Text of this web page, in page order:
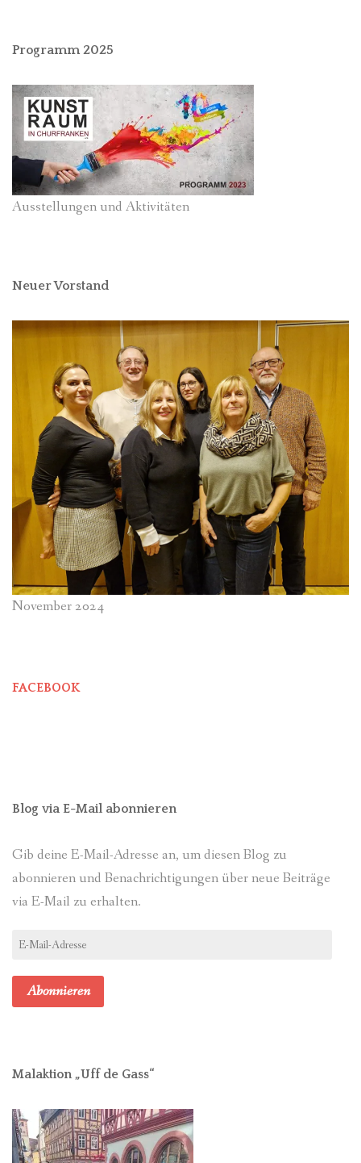
Programm 2025
Ausstellungen und Aktivitäten
Neuer Vorstand
November 2024
FACEBOOK
Blog via E-Mail abonnieren
Gib deine E-Mail-Adresse an, um diesen Blog zu
abonnieren und Benachrichtigungen über neue Beiträge
via E-Mail zu erhalten.
E-
Abonnieren
Malaktion „Uff de Gass“